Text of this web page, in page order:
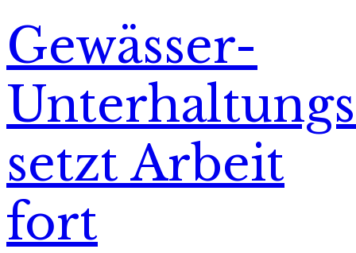
Gewässer-
setzt Arbeit
fort